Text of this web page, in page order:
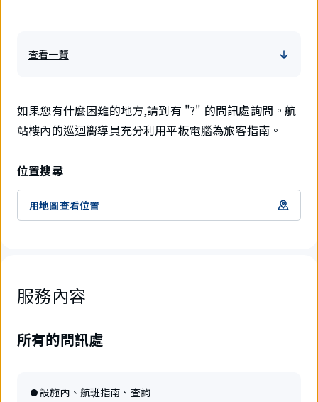
查看一覽
如果您有什麼困難的地方,請到有 "?" 的問訊處詢問。航
站樓內的巡迴嚮導員充分利用平板電腦為旅客指南。
位置搜尋
用地圖查看位置
服務內容
所有的問訊處
設施內、航班指南、查詢